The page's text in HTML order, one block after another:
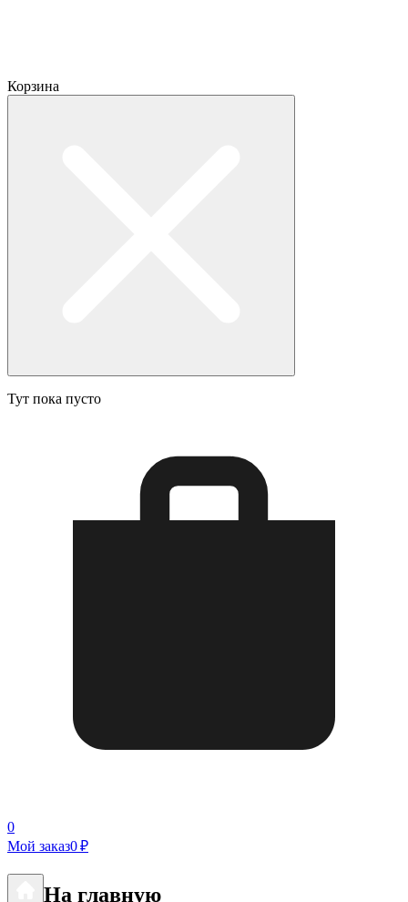
Корзина
Тут пока пусто
0
Мой заказ0 ₽
На главную